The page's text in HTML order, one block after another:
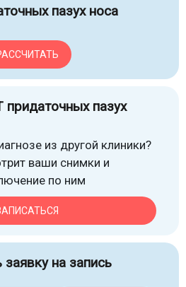
пазух носа
пазух
из другой клиники?
ваши снимки и
по ним
заявку на запись